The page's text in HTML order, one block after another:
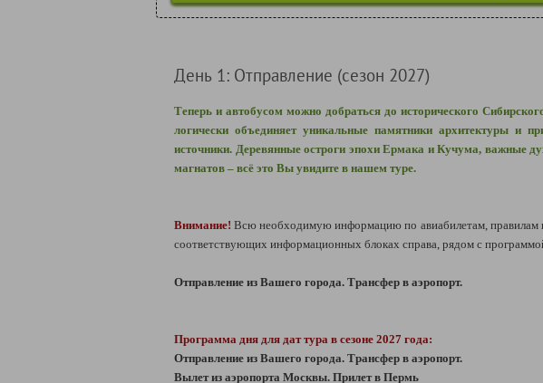
День 1: Отправление (сезон 2027)
Теперь и автобусом можно добраться до исторического
логически объединяет уникальные памятники архитектуры и
источники. Деревянные остроги эпохи Ермака и Кучума, важные
магнатов – всё это Вы увидите в нашем туре.
Внимание! Всю необходимую информацию по авиабилетам, правилам
соответствующих информационных блоках справа, рядом с
Отправление из Вашего города. Трансфер в аэропорт.
Программа дня для дат тура в сезоне 2027 года:
Отправление из Вашего города. Трансфер в аэропорт.
Вылет из аэропорта Москвы. Прилет в Пермь